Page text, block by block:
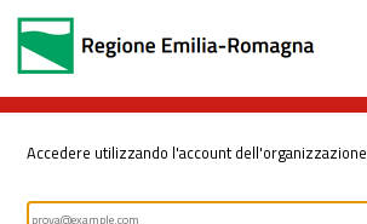
Accedere utilizzando l'account dell'organizzazione